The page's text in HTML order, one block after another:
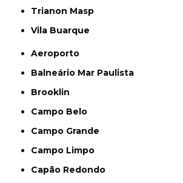
Trianon Masp
Vila Buarque
Aeroporto
Balneário Mar Paulista
Brooklin
Campo Belo
Campo Grande
Campo Limpo
Capão Redondo